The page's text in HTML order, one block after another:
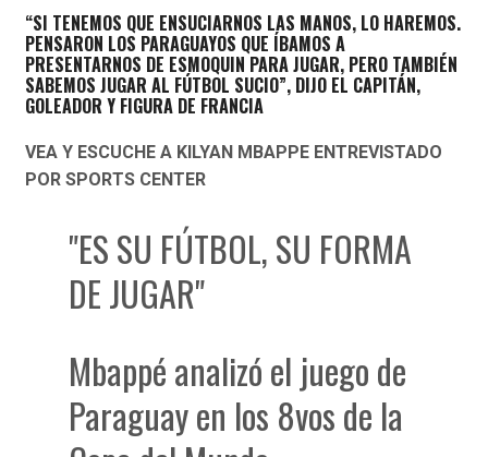
“SI TENEMOS QUE ENSUCIARNOS LAS MANOS, LO HAREMOS.
PENSARON LOS PARAGUAYOS QUE ÍBAMOS A
PRESENTARNOS DE ESMOQUIN PARA JUGAR, PERO TAMBIÉN
SABEMOS JUGAR AL FÚTBOL SUCIO”, DIJO EL CAPITÁN,
GOLEADOR Y FIGURA DE FRANCIA
VEA Y ESCUCHE A KILYAN MBAPPE ENTREVISTADO
POR SPORTS CENTER
"ES SU FÚTBOL, SU FORMA
DE JUGAR"
Mbappé analizó el juego de
Paraguay en los 8vos de la